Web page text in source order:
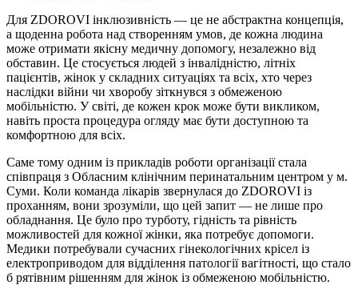
Для ZDOROVI інклюзивність — це не абстрактна концепція,
а щоденна робота над створенням умов, де кожна людина
може отримати якісну медичну допомогу, незалежно від
обставин. Це стосується людей з інвалідністю, літніх
пацієнтів, жінок у складних ситуаціях та всіх, хто через
наслідки війни чи хворобу зіткнувся з обмеженою
мобільністю. У світі, де кожен крок може бути викликом,
навіть проста процедура огляду має бути доступною та
комфортною для всіх.
Саме тому одним із прикладів роботи організації стала
співпраця з Обласним клінічним перинатальним центром у м.
Суми. Коли команда лікарів звернулася до ZDOROVI із
проханням, вони зрозуміли, що цей запит — не лише про
обладнання. Це було про турботу, гідність та рівність
можливостей для кожної жінки, яка потребує допомоги.
Медики потребували сучасних гінекологічних крісел із
електроприводом для відділення патології вагітності, що стало
б рятівним рішенням для жінок із обмеженою мобільністю.